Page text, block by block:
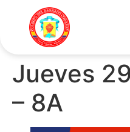
Jueves
– 8A